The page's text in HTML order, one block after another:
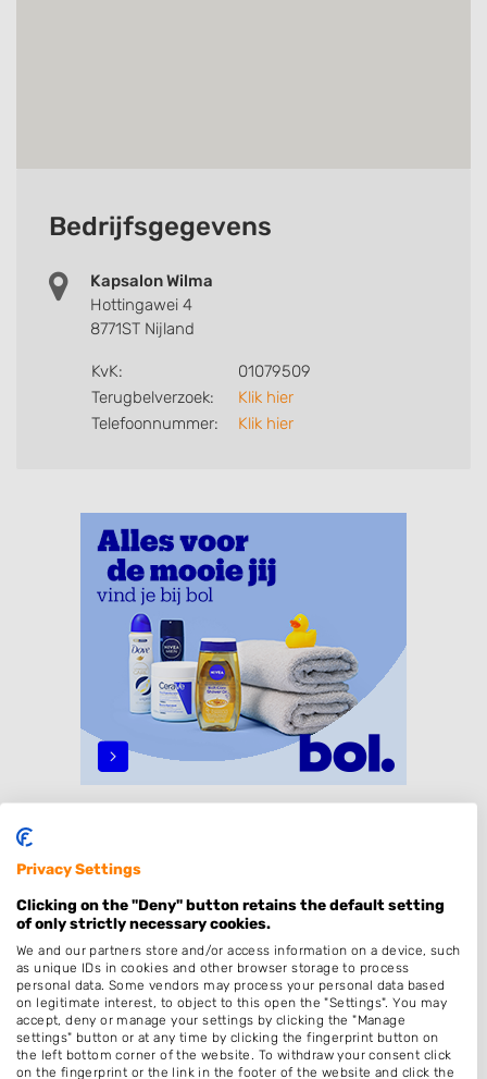
Bedrijfsgegevens
Kapsalon Wilma
Hottingawei 4
8771ST Nijland
KvK:
01079509
Terugbelverzoek:
Klik hier
Telefoonnummer:
Klik hier
Specialisaties
Dames
Heren
Kinderkapper
Kleuren
Keratine behandeling
Bruidskapsel
Make-up & Visagie
Privacy Settings
Clicking on the "Deny" button retains the default setting
of only strictly necessary cookies.
We and our partners store and/or access information on a device, such
as unique IDs in cookies and other browser storage to process
personal data. Some vendors may process your personal data based
on legitimate interest, to object to this open the "Settings". You may
accept, deny or manage your settings by clicking the "Manage
settings" button or at any time by clicking the fingerprint button on
the left bottom corner of the website. To withdraw your consent click
on the fingerprint or the link in the footer of the website and click the